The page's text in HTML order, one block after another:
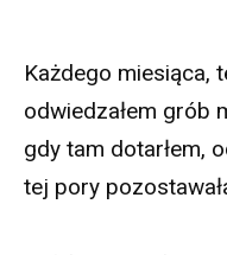
Każdego miesiąca,
odwiedzałem grób
gdy tam dotarłem,
tej pory